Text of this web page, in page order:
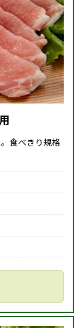
食べきり規格